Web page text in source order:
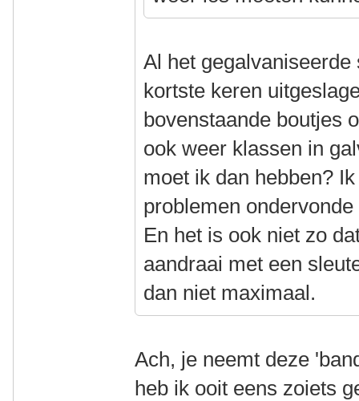
Al het
kortste keren
bovenstaande boutjes
ook weer klassen in
moet ik dan hebben?
problemen
En het is ook niet zo
aandraai met een
dan niet maximaal.
Ach, je neemt deze
heb ik ooit eens zoiets